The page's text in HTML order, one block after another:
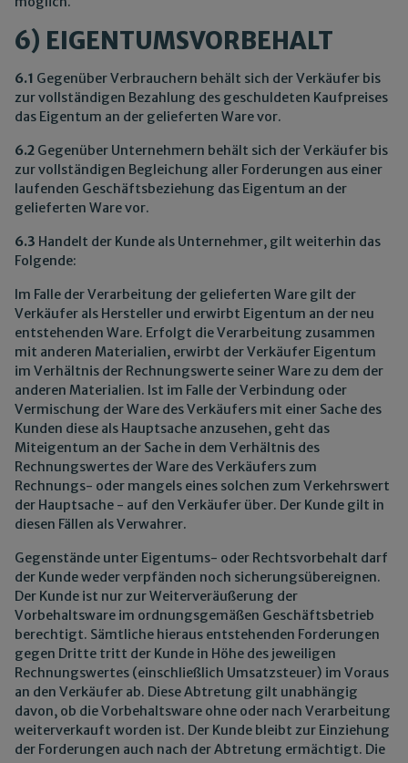
6) EIGENTUMSVORBEHALT
6.1 Gegenüber Verbrauchern behält sich der Verkäufer bis
zur vollständigen Bezahlung des geschuldeten Kaufpreises
das Eigentum an der gelieferten Ware vor.
6.2 Gegenüber Unternehmern behält sich der Verkäufer bis
zur vollständigen Begleichung aller Forderungen aus einer
laufenden Geschäftsbeziehung das Eigentum an der
gelieferten Ware vor.
6.3 Handelt der Kunde als Unternehmer, gilt weiterhin das
Folgende:
Im Falle der Verarbeitung der gelieferten Ware gilt der
Verkäufer als Hersteller und erwirbt Eigentum an der neu
entstehenden Ware. Erfolgt die Verarbeitung zusammen
mit anderen Materialien, erwirbt der Verkäufer Eigentum
im Verhältnis der Rechnungswerte seiner Ware zu dem der
anderen Materialien. Ist im Falle der Verbindung oder
Vermischung der Ware des Verkäufers mit einer Sache des
Kunden diese als Hauptsache anzusehen, geht das
Miteigentum an der Sache in dem Verhältnis des
Rechnungswertes der Ware des Verkäufers zum
Rechnungs- oder mangels eines solchen zum Verkehrswert
der Hauptsache - auf den Verkäufer über. Der Kunde gilt in
diesen Fällen als Verwahrer.
Gegenstände unter Eigentums- oder Rechtsvorbehalt darf
der Kunde weder verpfänden noch sicherungsübereignen.
Der Kunde ist nur zur Weiterveräußerung der
Vorbehaltsware im ordnungsgemäßen Geschäftsbetrieb
berechtigt. Sämtliche hieraus entstehenden Forderungen
gegen Dritte tritt der Kunde in Höhe des jeweiligen
Rechnungswertes (einschließlich Umsatzsteuer) im Voraus
an den Verkäufer ab. Diese Abtretung gilt unabhängig
davon, ob die Vorbehaltsware ohne oder nach Verarbeitung
weiterverkauft worden ist. Der Kunde bleibt zur Einziehung
der Forderungen auch nach der Abtretung ermächtigt. Die